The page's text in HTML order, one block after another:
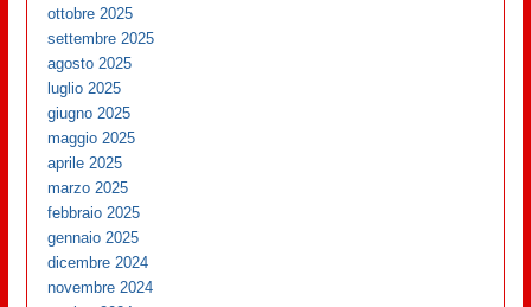
ottobre 2025
settembre 2025
agosto 2025
luglio 2025
giugno 2025
maggio 2025
aprile 2025
marzo 2025
febbraio 2025
gennaio 2025
dicembre 2024
novembre 2024